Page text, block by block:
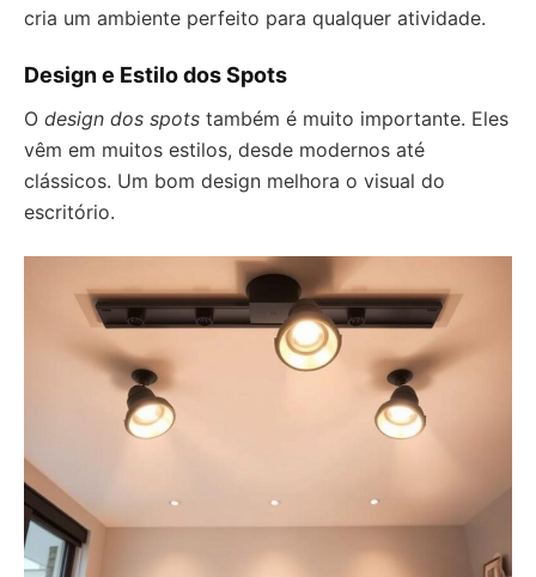
cria um ambiente perfeito para qualquer atividade.
Design e Estilo dos Spots
O design dos spots também é muito importante. Eles
vêm em muitos estilos, desde modernos até
clássicos. Um bom design melhora o visual do
escritório.